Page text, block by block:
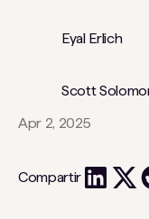
Eyal Erlich
Scott
Apr 2, 2025
Compartir